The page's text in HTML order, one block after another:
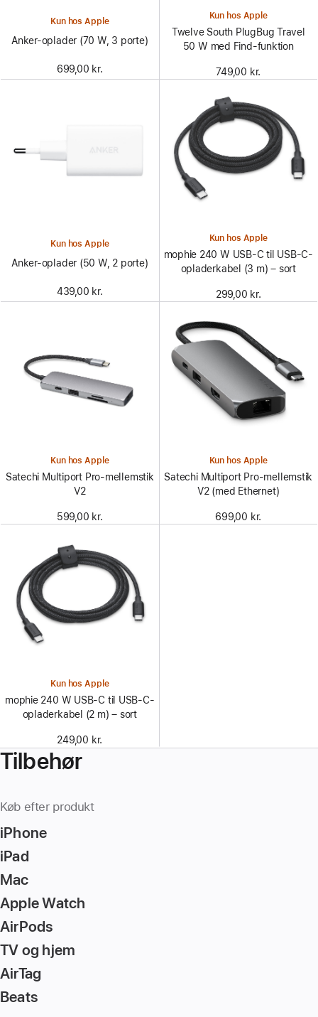
Kun hos Apple
Anker-oplader (70 W, 3 porte)
699,00 kr.
Kun hos Apple
Twelve South PlugBug Travel
50 W med Find-funktion
749,00 kr.
Kun hos Apple
Anker-oplader (50 W, 2 porte)
439,00 kr.
Kun hos Apple
mophie 240 W USB-C til USB-C-
opladerkabel (3 m) – sort
299,00 kr.
Kun hos Apple
Satechi Multiport Pro-mellemstik
V2
599,00 kr.
Kun hos Apple
Satechi Multiport Pro-mellemstik
V2 (med Ethernet)
699,00 kr.
Kun hos Apple
mophie 240 W USB-C til USB-C-
opladerkabel (2 m) – sort
249,00 kr.
Tilbehør
Køb efter produkt
iPhone
iPad
Mac
Apple Watch
AirPods
TV og hjem
AirTag
Beats